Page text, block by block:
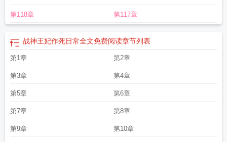
物惑天下免费阅读
战神王妃全文免费阅读风行烈
天下动漫战神王妃医妃战神王妃动漫战神王妃谋天下战神王妃动漫免费观看
全集
战神王妃毒霸全京城免费阅读战神王妃闯现代战神王妃沐青风免费阅
读战神王妃毒霸京城冷王的宠妻日常 丝丝儿战神王妃凤九歌全文免费阅读战
神王妃风行烈TXT
战神王妃君北月免费阅读
烈 寒紫晴全文免费阅读 战神王妃全文免费阅读正版
放战神王妃放肆宠动漫83集免费 战神王妃废物惑天下
晴战神王妃寒紫晴免费阅读 战神王妃漫画战神王妃凤倾天下
神王妃完整版
第118章 第117章
战神王妃作死日常全文免费阅读章节列表
第1章 第2章
第3章 第4章
第5章 第6章
第7章 第8章
第9章 第10章